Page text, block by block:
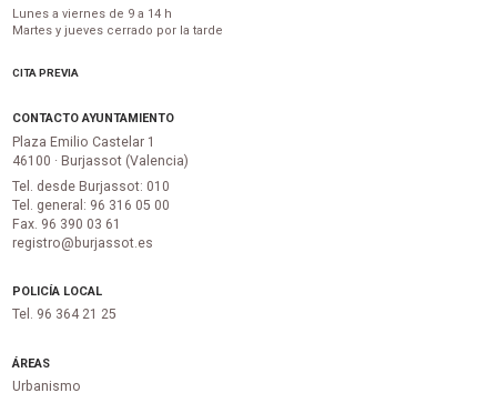
Lunes a viernes de 9 a 14 h
Martes y jueves cerrado por la tarde
CITA PREVIA
CONTACTO AYUNTAMIENTO
Plaza Emilio Castelar 1
46100 · Burjassot (Valencia)
Tel. desde Burjassot: 010
Tel. general: 96 316 05 00
Fax. 96 390 03 61
registro@burjassot.es
POLICÍA LOCAL
Tel. 96 364 21 25
ÁREAS
Urbanismo